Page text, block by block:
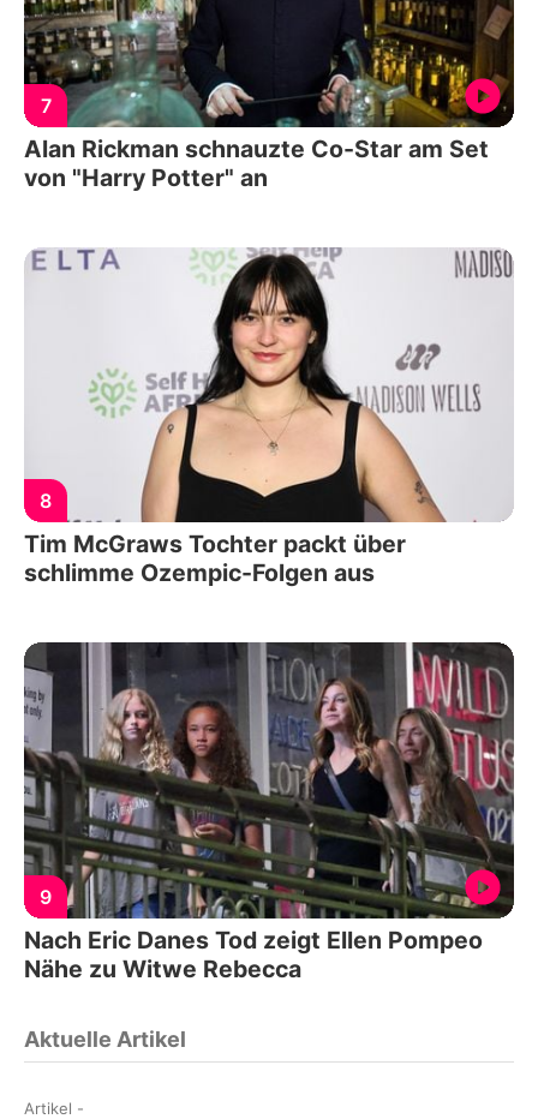
7
Alan Rickman schnauzte Co-Star am Set
von "Harry Potter" an
8
Tim McGraws Tochter packt über
schlimme Ozempic-Folgen aus
9
Nach Eric Danes Tod zeigt Ellen Pompeo
Nähe zu Witwe Rebecca
Aktuelle Artikel
Artikel -